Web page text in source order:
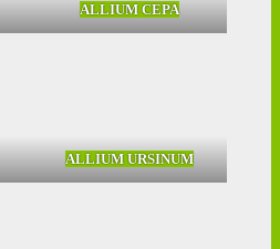
ALLIUM CEPA
ALLIUM URSINUM